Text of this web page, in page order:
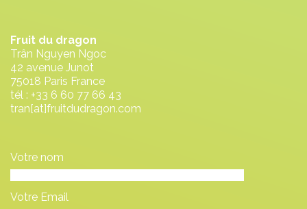
Fruit du dragon
Trân Nguyen Ngoc
42 avenue Junot
75018 Paris France
tél : +33 6 60 77 66 43
tran[at]fruitdudragon.com
Votre nom
Votre Email